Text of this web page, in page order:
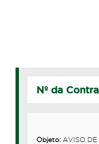
Nº da
Objeto:AVISO DE